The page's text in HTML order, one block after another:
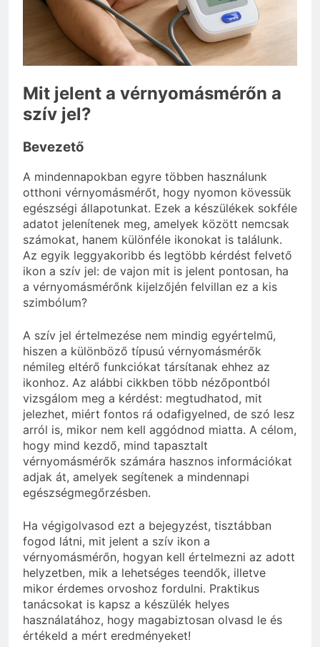
3 Nap Ezelőtt
Mit jelent a vérnyomásmérőn a
szív jel?
Bevezető
A mindennapokban egyre többen használunk
otthoni vérnyomásmérőt, hogy nyomon kövessük
egészségi állapotunkat. Ezek a készülékek sokféle
adatot jelenítenek meg, amelyek között nemcsak
számokat, hanem különféle ikonokat is találunk.
Az egyik leggyakoribb és legtöbb kérdést felvető
ikon a szív jel: de vajon mit is jelent pontosan, ha
a vérnyomásmérőnk kijelzőjén felvillan ez a kis
szimbólum?
A szív jel értelmezése nem mindig egyértelmű,
hiszen a különböző típusú vérnyomásmérők
némileg eltérő funkciókat társítanak ehhez az
ikonhoz. Az alábbi cikkben több nézőpontból
vizsgálom meg a kérdést: megtudhatod, mit
jelezhet, miért fontos rá odafigyelned, de szó lesz
arról is, mikor nem kell aggódnod miatta. A célom,
hogy mind kezdő, mind tapasztalt
vérnyomásmérők számára hasznos információkat
adjak át, amelyek segítenek a mindennapi
egészségmegőrzésben.
Ha végigolvasod ezt a bejegyzést, tisztábban
fogod látni, mit jelent a szív ikon a
vérnyomásmérőn, hogyan kell értelmezni az adott
helyzetben, mik a lehetséges teendők, illetve
mikor érdemes orvoshoz fordulni. Praktikus
tanácsokat is kapsz a készülék helyes
használatához, hogy magabiztosan olvasd le és
értékeld a mért eredményeket!